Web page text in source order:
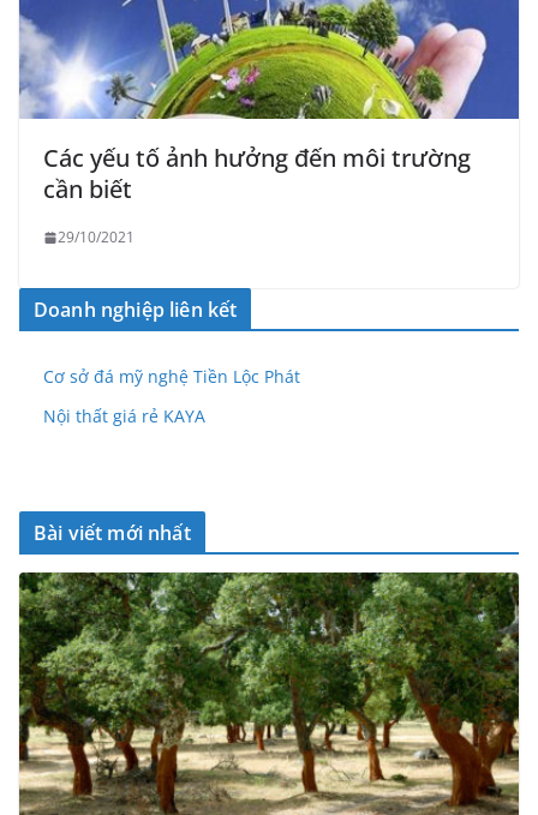
Các yếu tố ảnh hưởng đến môi trường
cần biết
29/10/2021
Doanh nghiệp liên kết
Cơ sở đá mỹ nghệ Tiền Lộc Phát
Nội thất giá rẻ KAYA
Bài viết mới nhất